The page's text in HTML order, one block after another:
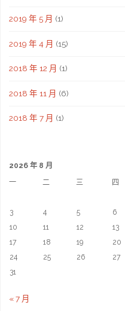
2019 年 5 月 (1)
2019 年 4 月 (15)
2018 年 12 月 (1)
2018 年 11 月 (6)
2018 年 7 月 (1)
2026 年 8 月
一
二 三 四
3
4 5 6
10
11 12 13
17
18 19 20
24
25 26 27
31
« 7 月